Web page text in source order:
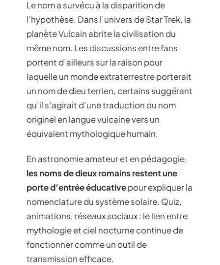
Le nom a survécu à la disparition de
l’hypothèse. Dans l’univers de Star Trek, la
planète Vulcain abrite la civilisation du
même nom. Les discussions entre fans
portent d’ailleurs sur la raison pour
laquelle un monde extraterrestre porterait
un nom de dieu terrien, certains suggérant
qu’il s’agirait d’une traduction du nom
originel en langue vulcaine vers un
équivalent mythologique humain.
En astronomie amateur et en pédagogie,
les noms de dieux romains restent une
porte d’entrée éducativepour expliquer la
nomenclature du système solaire. Quiz,
animations, réseaux sociaux : le lien entre
mythologie et ciel nocturne continue de
fonctionner comme un outil de
transmission efficace.